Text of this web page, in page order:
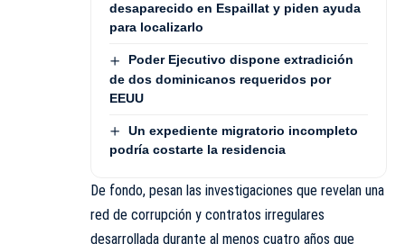
desaparecido en Espaillat y piden ayuda
para localizarlo
Poder Ejecutivo dispone extradición
de dos dominicanos requeridos por
EEUU
Un expediente migratorio incompleto
podría costarte la residencia
De fondo, pesan las investigaciones que revelan una
red de corrupción y contratos irregulares
desarrollada durante al menos cuatro años que